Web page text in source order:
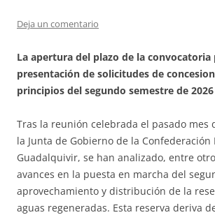
Deja un comentario
La apertura del plazo de la convocatoria
presentación de solicitudes de
principios del segundo semestre de 2026
Tras la reunión celebrada el pasado mes
la Junta de Gobierno de la
Guadalquivir, se han analizado, entre
avances en la puesta en marcha del
aprovechamiento y distribución de la
aguas regeneradas. Esta reserva deriva